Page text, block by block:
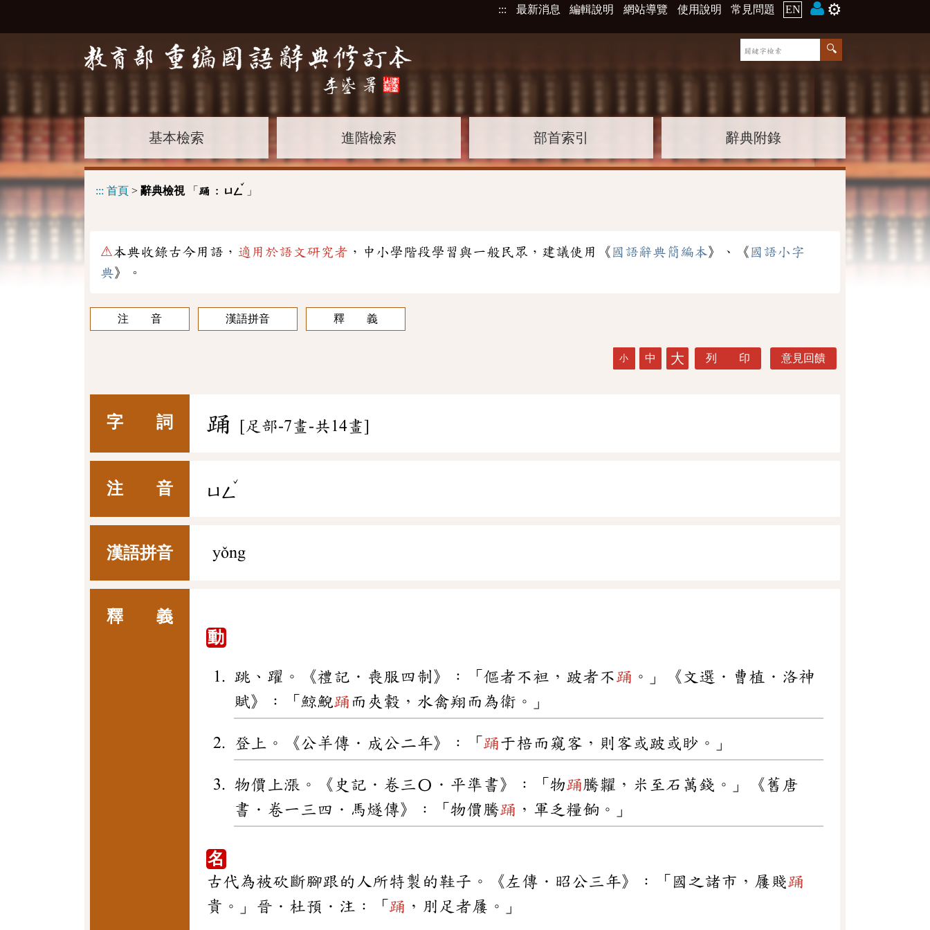
::: 最新消息 編輯說明 網站導覽 使用說明 常見問題 EN ⚙️
基本檢索 進階檢索 部首索引 辭典附錄
::: 首頁 > 辭典檢視「 踊 : ㄩㄥ
ˇ
」
⚠本典收錄古今用語， 適用於語文研究者 ，中小學階段學習與一般民眾，建議使用《 國語辭典簡編本》、《 國語小字
典》。
注 音 漢語拼音 釋 義
小 中 大 列 印 意見回饋
字 詞 踊 [足部-7畫-共14畫]
注 音 ㄩㄥ
ˇ
漢語拼音 yǒng
釋 義
動
跳、躍。《禮記．喪服四制》：「傴者不袒，跛者不 踊 。」《文選．曹植．洛神
賦》：「鯨鯢踊 而夾轂，水禽翔而為衛。」
登上。《公羊傳．成公二年》：「 踊于棓而窺客，則客或跛或眇。」
物價上漲。《史記．卷三〇．平準書》：「物踊騰糶，米至石萬錢。」《舊唐
書．卷一三四．馬燧傳》：「物價騰踊 ，軍乏糧餉。」
名
古代為被砍斷腳跟的人所特製的鞋子。《左傳．昭公三年》：「國之諸市，屨賤 踊
貴。」晉．杜預．注：「 踊 ，刖足者屨。」